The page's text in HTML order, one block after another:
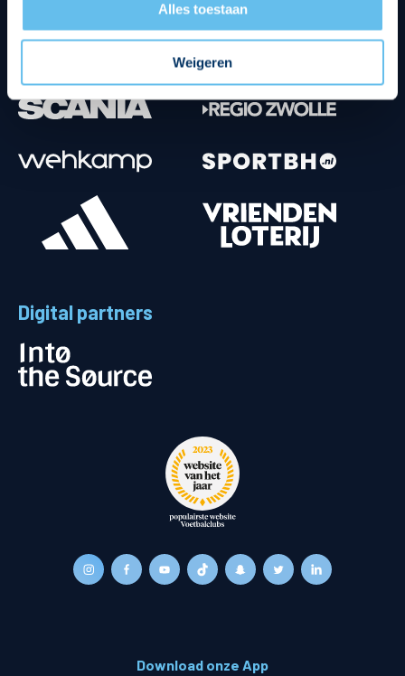
Alles toestaan
Weigeren
Digital partners
Download onze App